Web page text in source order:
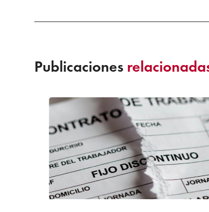
Publicaciones